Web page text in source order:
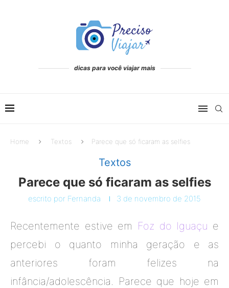
dicas para você viajar mais
Home Textos Parece que só ficaram as selfies
Textos
Parece que só ficaram as selfies
escrito por Fernanda 3 de novembro de 2015
Recentemente estive em Foz do Iguaçu e
percebi o quanto minha geração e as
anteriores foram felizes na
infância/adolescência. Parece que hoje em